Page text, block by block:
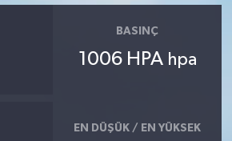
BASINÇ
1006 HPA hpa
EN DÜŞÜK / EN YÜKSEK